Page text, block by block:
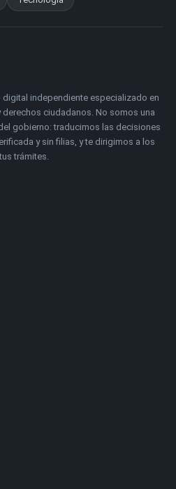
independiente especializado en
ciudadanos. No somos una
gobierno: traducimos las decisiones
y sin filias, y te dirigimos a los
trámites.